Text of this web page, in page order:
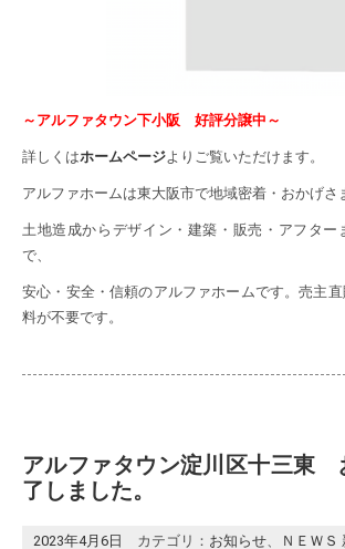
～アルファタウン下小阪 好評分譲中～
詳しくはホームページよりご覧いただけます。
アルファホームは東大阪市で地域密着・おかげさ
土地造成からデザイン・建築・販売・アフター
で、
安心・安全・信頼のアルファホームです。売主
料が不要です。
アルファタウン淀川区十三東
了しました。
2023年4月6日 カテゴリ： お知らせ、 ＮＥＷＳ